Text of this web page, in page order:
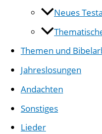
Neues
Themen und
Jahreslosungen
Andachten
Sonstiges
Lieder